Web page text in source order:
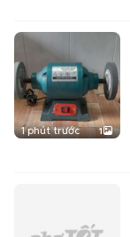
1 phút trước 1